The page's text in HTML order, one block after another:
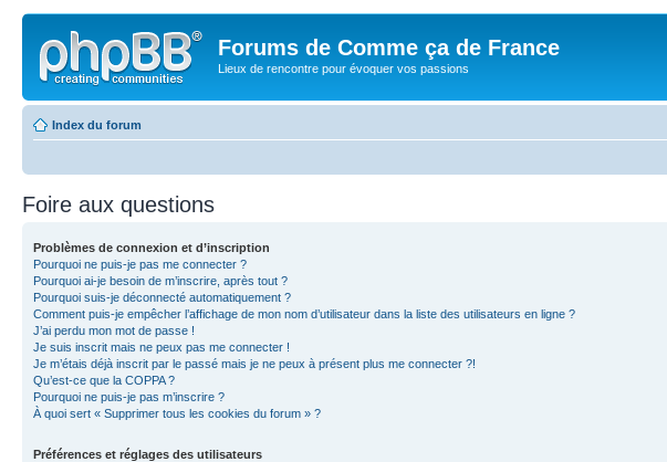
Forums de Comme ça de France
Lieux de rencontre pour évoquer vos passions
Index du forum
Foire aux questions
Problèmes de connexion et d’inscription
Pourquoi ne puis-je pas me connecter ?
Pourquoi ai-je besoin de m’inscrire, après tout ?
Pourquoi suis-je déconnecté automatiquement ?
Comment puis-je empêcher l’affichage de mon nom d’utilisateur dans la liste des utilisateurs en ligne ?
J’ai perdu mon mot de passe !
Je suis inscrit mais ne peux pas me connecter !
Je m’étais déjà inscrit par le passé mais je ne peux à présent plus me connecter ?!
Qu’est-ce que la COPPA ?
Pourquoi ne puis-je pas m’inscrire ?
À quoi sert « Supprimer tous les cookies du forum » ?
Préférences et réglages des utilisateurs